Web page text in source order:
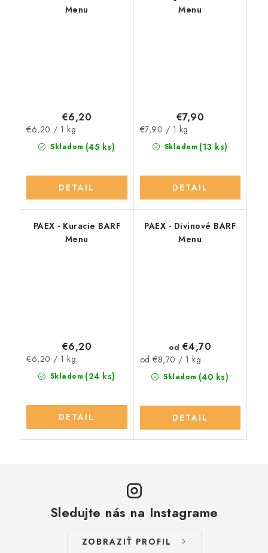
Menu
Skladom (45 ks)
€6,20
Jednotková
cena:
€6,20 / 1 kg
DETAIL
Menu
Skladom (13 ks)
€7,90
Jednotková
cena:
€7,90 / 1 kg
DETAIL
PAEX - Kuracie BARF
Menu
Skladom (24 ks)
€6,20
Jednotková
cena:
€6,20 / 1 kg
DETAIL
PAEX - Divinové BARF
Menu
Skladom (40 ks)
od €4,70
Jednotková
cena:
od €8,70 / 1 kg
DETAIL
Sledujte nás na Instagrame
ZOBRAZIŤ PROFIL